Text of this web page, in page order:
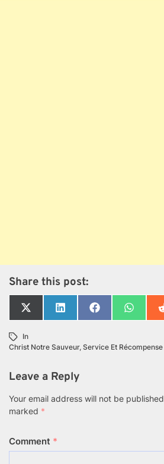
Share this post:
Share
on
(Twitter)
Share
on
Share
on
Share
on
In
Christ Notre Sauveur, Service Et
Leave a Reply
Your email address will not be
marked *
Comment *